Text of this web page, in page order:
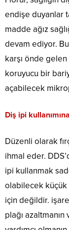
endişe duyanlar
madde ağız
devam ediyor.
karşı önde
koruyucu bir
açabilecek
Diş ipi
Düzenli olarak
ihmal eder.
ipi kullanmak
olabilecek küçük
için değildir.
plağı